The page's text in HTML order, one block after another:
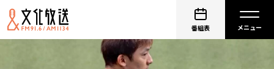
番組表